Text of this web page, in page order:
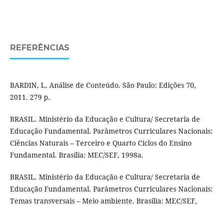
REFERÊNCIAS
BARDIN, L. Análise de Conteúdo. São Paulo: Edições 70,
2011. 279 p.
BRASIL. Ministério da Educação e Cultura/ Secretaria de
Educação Fundamental. Parâmetros Curriculares Nacionais:
Ciências Naturais – Terceiro e Quarto Ciclos do Ensino
Fundamental. Brasília: MEC/SEF, 1998a.
BRASIL. Ministério da Educação e Cultura/ Secretaria de
Educação Fundamental. Parâmetros Curriculares Nacionais:
Temas transversais – Meio ambiente. Brasília: MEC/SEF,